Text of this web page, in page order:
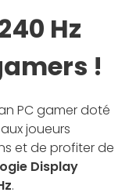
Hz
!
PC gamer doté
joueurs
et de profiter de
Display
.